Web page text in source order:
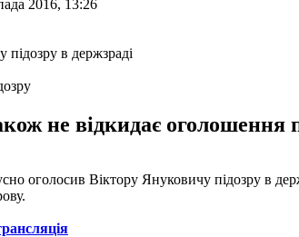
2016, 13:26
не відкидає оголошення
оголосив Віктору Януковичу підозру в